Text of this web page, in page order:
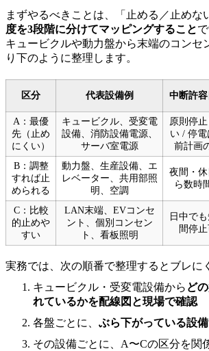
まずやるべきことは、「止める／止めな
度を3段階に分けてマッピングすることで
キュービクルや動力盤から末端のコンセ
り下のように整理します。
区分 代表設備例 中断許
A：最優
先（止め
にくい）
キュービクル、受変電
設備、消防設備電源、
サーバ室電源
原則停
い / 停電
前計画
B：調整
すれば止
められる
動力盤、生産設備、エ
レベーター、共用部照
明、空調
夜間・
ら数時
C：比較
的止めや
すい
LAN末端、EVコンセ
ント、個別コンセン
ト、看板照明
日中で
間停
実務では、次の順番で整理するとブレに
キュービクル・受変電設備から ど
れているかを配線図と現場で確認
各盤ごとに、 ぶら下がっている設
その設備ごとに、A〜Cの区分を関